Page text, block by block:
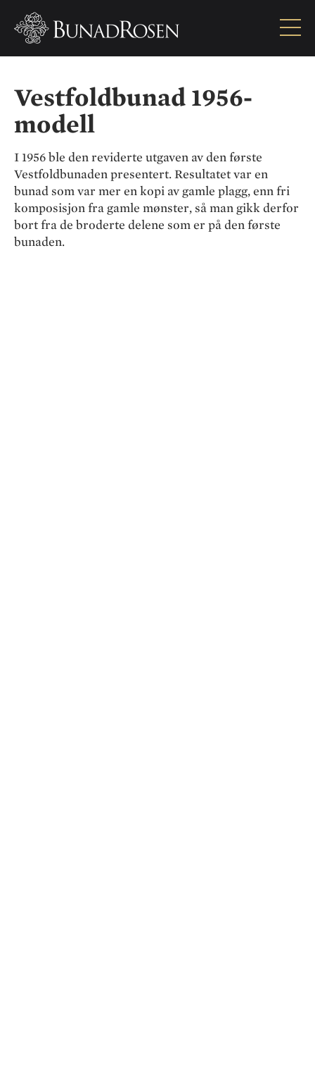
modell
Vestfoldbunad 1956-
modell
I 1956 ble den reviderte utgaven av den første
Vestfoldbunaden presentert. Resultatet var en
bunad som var mer en kopi av gamle plagg, enn fri
komposisjon fra gamle mønster, så man gikk derfor
bort fra de broderte delene som er på den første
bunaden.